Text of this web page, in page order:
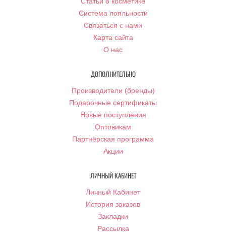
Система лояльности
Связаться с нами
Карта сайта
О нас
ДОПОЛНИТЕЛЬНО
Производители (бренды)
Подарочные сертификаты
Новые поступления
Оптовикам
Партнёрская программа
Акции
ЛИЧНЫЙ КАБИНЕТ
Личный Кабинет
История заказов
Закладки
Рассылка